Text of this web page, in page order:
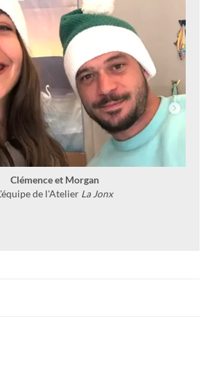
Clémence et Morgan
de l'Atelier La Jonx